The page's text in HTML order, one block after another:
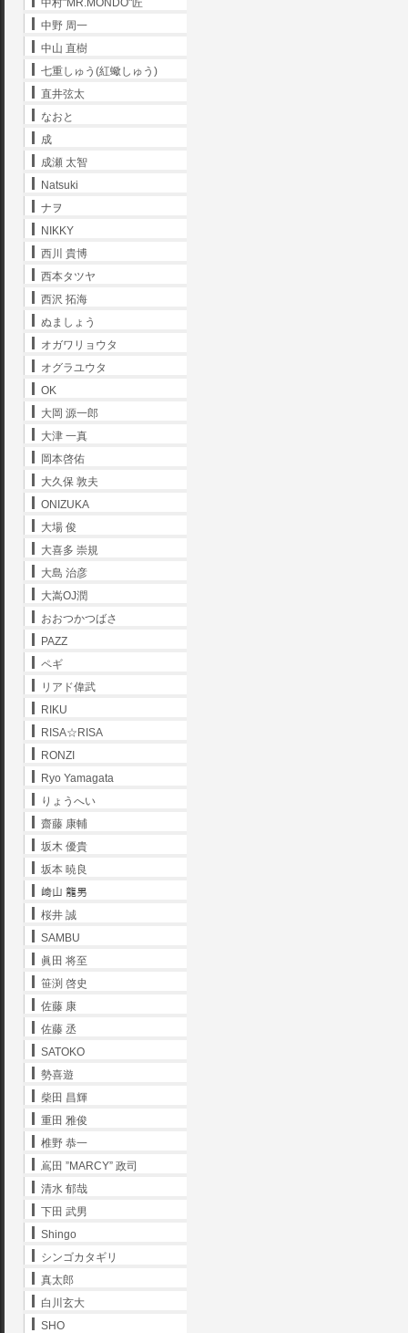
中村"MR.MONDO"匠
中野 周一
中山 直樹
七重しゅう(紅蠍しゅう)
直井弦太
なおと
成
成瀬 太智
Natsuki
ナヲ
NIKKY
西川 貴博
西本タツヤ
西沢 拓海
ぬましょう
オガワリョウタ
オグラユウタ
OK
大岡 源一郎
大津 一真
岡本啓佑
大久保 敦夫
ONIZUKA
大場 俊
大喜多 崇規
大島 治彦
大嵩OJ潤
おおつかつばさ
PAZZ
ペギ
リアド偉武
RIKU
RISA☆RISA
RONZI
Ryo Yamagata
りょうへい
齋藤 康輔
坂木 優貴
坂本 暁良
﨑山 龍男
桜井 誠
SAMBU
眞田 将至
笹渕 啓史
佐藤 康
佐藤 丞
SATOKO
勢喜遊
柴田 昌輝
重田 雅俊
椎野 恭一
嶌田 ”MARCY” 政司
清水 郁哉
下田 武男
Shingo
シンゴカタギリ
真太郎
白川玄大
SHO